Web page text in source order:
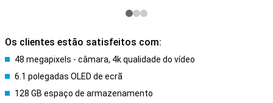
Os clientes estão satisfeitos com:
48 megapixels - câmara, 4k qualidade do vídeo
6.1 polegadas OLED de ecrã
128 GB espaço de armazenamento